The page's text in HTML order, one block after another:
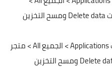
التنزيلات Downloads > حذف البيانات Delete data ومسح التخزين
الاعدادات settings > التطبيقات Applications > الجميع All > متجر
قوقل play store > حذف البيانات Delete data ومسح التخزين